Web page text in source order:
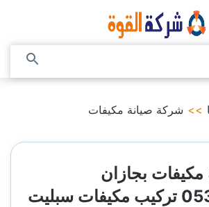
>> شركة صيانة مكيفات
بجازان
0532478842 تركيب مكيفات سبليت